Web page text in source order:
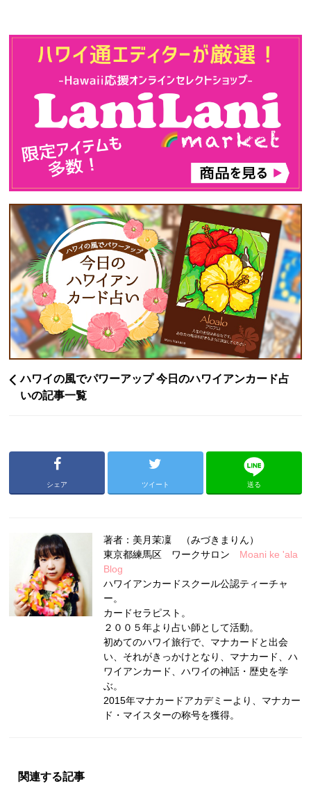
ハワイの風でパワーアップ 今日のハワイアンカード占
いの記事一覧
シェア ツイート 送る
著者：美月茉凜 （みづきまりん）
東京都練馬区 ワークサロン Moani ke 'ala
Blog
ハワイアンカードスクール公認ティーチャ
ー。
カードセラピスト。
２００５年より占い師として活動。
初めてのハワイ旅行で、マナカードと出会
い、それがきっかけとなり、マナカード、ハ
ワイアンカード、ハワイの神話・歴史を学
ぶ。
2015年マナカードアカデミーより、マナカー
ド・マイスターの称号を獲得。
関連する記事